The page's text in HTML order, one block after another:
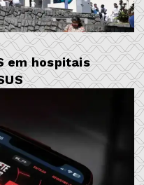
em hospitais